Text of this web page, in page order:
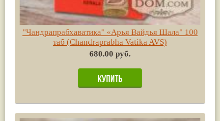
"Чандрапрабхаватика" «Арья Вайдья Шала" 100
таб (Chandraprabha Vatika AVS)
680.00 руб.